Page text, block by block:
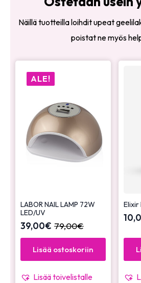
Näillä tuotteilla loihdit upeat
poistat ne myös
ALE!
LABOR NAIL LAMP 72W
LED/UV
79,00€
39,00€
Lisää ostoskoriin
Lisää toivelistalle
Elixir